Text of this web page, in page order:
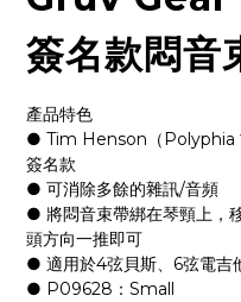
簽名款悶音
產品特色
● Tim Henson（Polyphia
簽名款
● 可消除多餘的雜訊/音頻
● 將悶音束帶綁在琴頸上，
頭方向一推即可
● 適用於4弦貝斯、6弦電吉
● P09628：Small​